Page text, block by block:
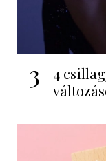
3
4